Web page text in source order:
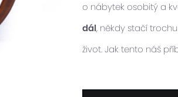
o nábytek osobitý a
dál, někdy stačí
život. Jak tento náš